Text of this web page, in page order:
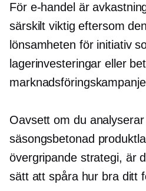
För e-handel är
särskilt viktig eftersom
lönsamheten för initiativ
lagerinvesteringar eller
Oavsett om du
säsongsbetonad
övergripande strategi, är
sätt att spåra hur bra ditt